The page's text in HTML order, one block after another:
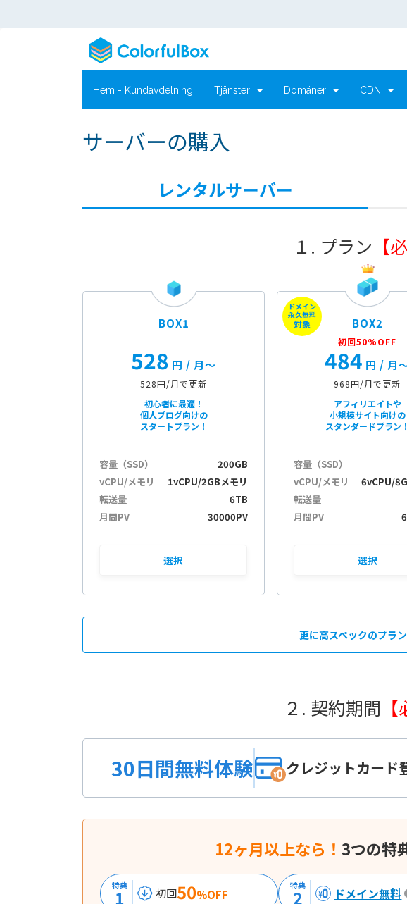
Hem - Kundavdelning Tjänster Domäner CDN
サーバーの購入
レンタルサーバー
１. プラン 【
BOX1
528 円 / 月〜
528円/月で更新
初心者に最適！
個人ブログ向けの
スタートプラン！
容量（SSD）
200GB
vCPU/メモリ
1vCPU/2GBメモリ
転送量
6TB
月間PV
30000PV
選択
ドメイン
永久無料
対象 BOX2
初回50%OFF
484 円 / 月
968円/月で更新
アフィリエイトや
小規模サイト向けの
スタンダードプラン！
容量（SSD）
vCPU/メモリ
6vCPU/
転送量
月間PV
選択
更に高スペックのプラ
２. 契約期間
30日間無料体験 クレジットカード
12ヶ月以上なら！ 3つの特
特典
1 初回50%OFF
特典
2 ドメイン無料